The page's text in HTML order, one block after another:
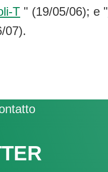
T " (19/05/06); e "
07).